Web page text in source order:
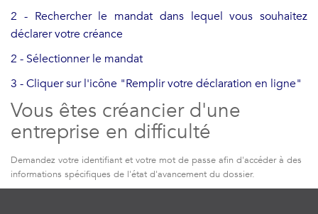
2 - Rechercher le mandat dans lequel vous souhaitez
déclarer votre créance
2 - Sélectionner le mandat
3 - Cliquer sur l'icône "Remplir votre déclaration en ligne"
Vous êtes créancier d'une
entreprise en difficulté
Demandez votre identifiant et votre mot de passe afin d'accéder à des
informations spécifiques de l'état d'avancement du dossier.